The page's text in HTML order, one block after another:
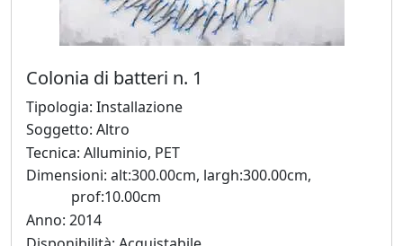
Bardino
Mattia
Barone
Maria
Colonia di batteri n. 1
Tipologia: Installazione
Soggetto: Altro
Tecnica: Alluminio, PET
Dimensioni: alt:300.00cm, largh:300.00cm,
prof:10.00cm
Anno: 2014